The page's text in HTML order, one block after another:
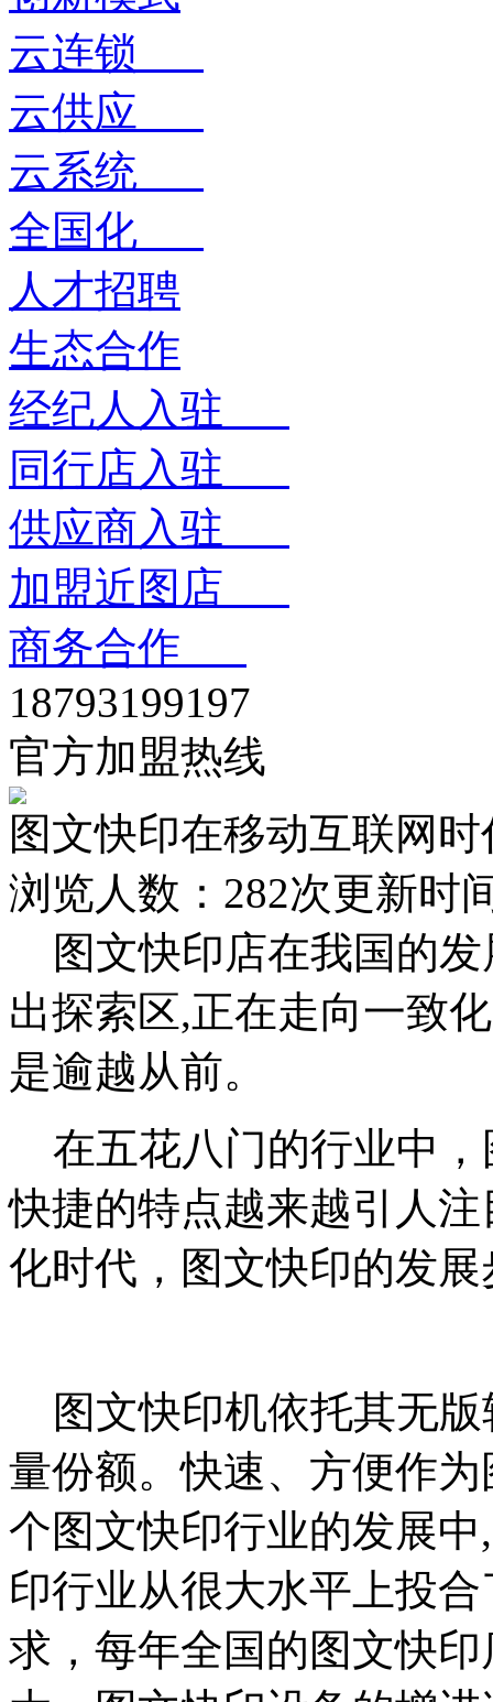
云连锁
云供应
云系统
全国化
人才招聘
生态合作
经纪人入驻
同行店入驻
供应商入驻
加盟近图店
商务合作
18793199197
官方加盟热线
图文快印在移动互联网
浏览人数： 282次更新时
图文快印店在我国的发
出探索区,正在走向一致
是逾越从前。
在五花八门的行业中，
快捷的特点越来越引人
化时代，图文快印的发
图文快印机依托其无版
量份额。快速、方便作
个图文快印行业的发展
印行业从很大水平上投
求，每年全国的图文快